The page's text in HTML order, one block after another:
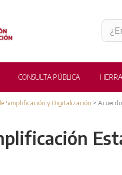
CONSULTA PÚBLICA
Simplificación y Digitalización >